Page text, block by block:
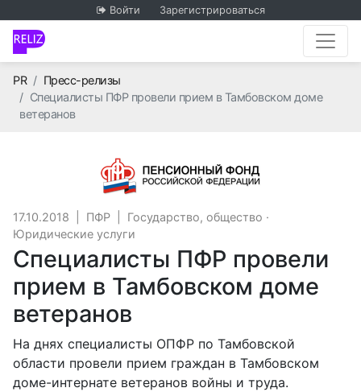
Войти Зарегистрироваться
PRГлавная
Пресс-релизы
Специалисты ПФР провели прием в Тамбовском доме
ветеранов
17.10.2018 ПФР Государство, общество ·
Юридические услуги
Специалисты ПФР провели
прием в Тамбовском доме
ветеранов
На днях специалисты ОПФР по Тамбовской
области провели прием граждан в Тамбовском
доме-интернате ветеранов войны и труда.